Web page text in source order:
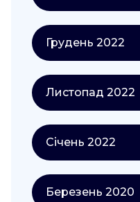
Грудень 2022
Листопад 2022
Січень 2022
Березень 2020